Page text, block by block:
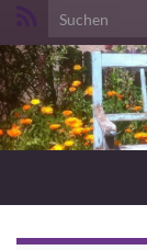
Search for: